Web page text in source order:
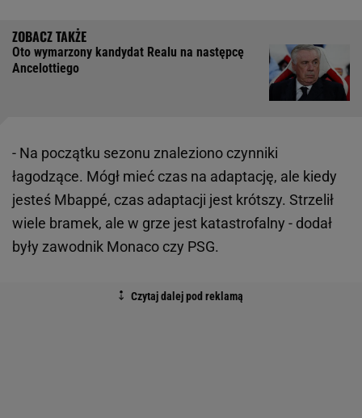
Oto wymarzony kandydat Realu na następcę
Ancelottiego
- Na początku sezonu znaleziono czynniki
łagodzące. Mógł mieć czas na adaptację, ale kiedy
jesteś Mbappé, czas adaptacji jest krótszy. Strzelił
wiele bramek, ale w grze jest katastrofalny - dodał
były zawodnik Monaco czy PSG.